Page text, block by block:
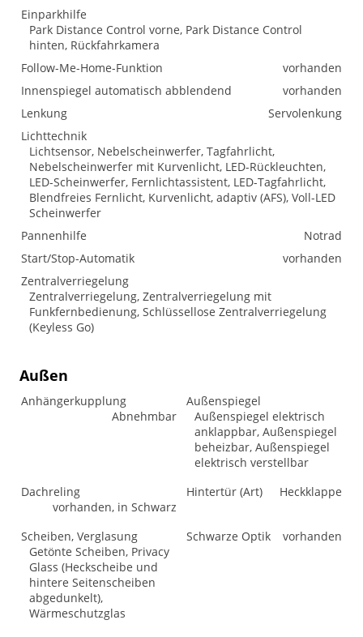
Einparkhilfe
Park Distance Control vorne, Park Distance Control
hinten, Rückfahrkamera
Follow-Me-Home-Funktion
vorhanden
Innenspiegel automatisch abblendend
vorhanden
Lenkung
Servolenkung
Lichttechnik
Lichtsensor, Nebelscheinwerfer, Tagfahrlicht,
Nebelscheinwerfer mit Kurvenlicht, LED-Rückleuchten,
LED-Scheinwerfer, Fernlichtassistent, LED-Tagfahrlicht,
Blendfreies Fernlicht, Kurvenlicht, adaptiv (AFS), Voll-LED
Scheinwerfer
Pannenhilfe
Notrad
Start/Stop-Automatik
vorhanden
Zentralverriegelung
Zentralverriegelung, Zentralverriegelung mit
Funkfernbedienung, Schlüssellose Zentralverriegelung
(Keyless Go)
Außen
Anhängerkupplung
Abnehmbar
Außenspiegel
Außenspiegel elektrisch
anklappbar, Außenspiegel
beheizbar, Außenspiegel
elektrisch verstellbar
Dachreling
vorhanden, in Schwarz
Hintertür (Art) Heckklappe
Scheiben, Verglasung
Getönte Scheiben, Privacy
Glass (Heckscheibe und
hintere Seitenscheiben
abgedunkelt),
Wärmeschutzglas
Schwarze Optik vorhanden